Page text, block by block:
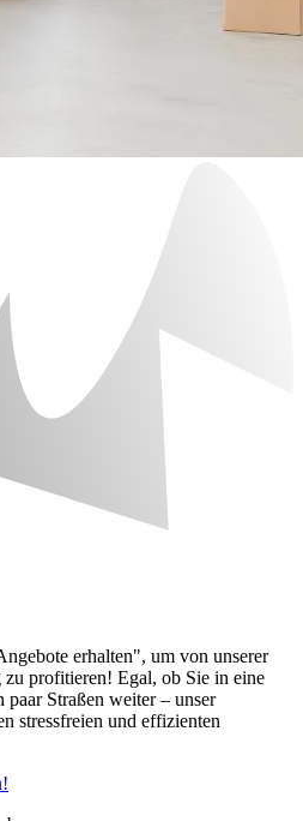
erhalten", um von unserer
profitieren! Egal, ob Sie in eine
paar Straßen weiter – unser
stressfreien und effizienten